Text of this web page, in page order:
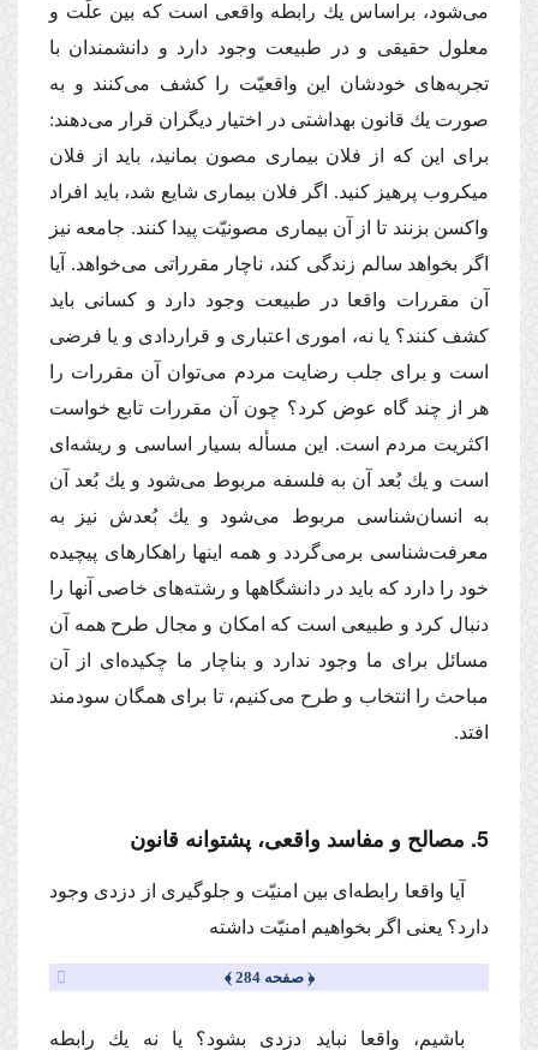
مى‌شود، براساس یك رابطه واقعى است كه بین علّت و
معلول حقیقى و در طبیعت وجود دارد و دانشمندان با
تجربه‌هاى خودشان این واقعیّت را كشف مى‌كنند و به
صورت یك قانون بهداشتى در اختیار دیگران قرار مى‌دهند:
براى این كه از فلان بیمارى مصون بمانید، باید از فلان
میكروب پرهیز كنید. اگر فلان بیمارى شایع شد، باید افراد
واكسن بزنند تا از آن بیمارى مصونیّت پیدا كنند. جامعه نیز
اگر بخواهد سالم زندگى كند، ناچار مقرراتى مى‌خواهد. آیا
آن مقررات واقعا در طبیعت وجود دارد و كسانى باید
كشف كنند؟ یا نه، امورى اعتبارى و قراردادى و یا فرضى
است و براى جلب رضایت مردم مى‌توان آن مقررات را
هر از چند گاه عوض كرد؟ چون آن مقررات تابع خواست
اكثریت مردم است. این مسأله بسیار اساسى و ریشه‌اى
است و یك بُعد آن به فلسفه مربوط مى‌شود و یك بُعد آن
به انسان‌شناسى مربوط مى‌شود و یك بُعدش نیز به
معرفت‌شناسى برمى‌گردد و همه اینها راهكارهاى پیچیده
خود را دارد كه باید در دانشگاهها و رشته‌هاى خاصى آنها را
دنبال كرد و طبیعى است كه امكان و مجال طرح همه آن
مسائل براى ما وجود ندارد و بناچار ما چكیده‌اى از آن
مباحث را انتخاب و طرح مى‌كنیم، تا براى همگان سودمند
افتد.
5. مصالح و مفاسد واقعى، پشتوانه قانون
آیا واقعا رابطه‌اى بین امنیّت و جلوگیرى از دزدى وجود
دارد؟ یعنى اگر بخواهیم امنیّت داشته
﴿ صفحه 284 ﴾
باشیم، واقعا نباید دزدى بشود؟ یا نه یك رابطه